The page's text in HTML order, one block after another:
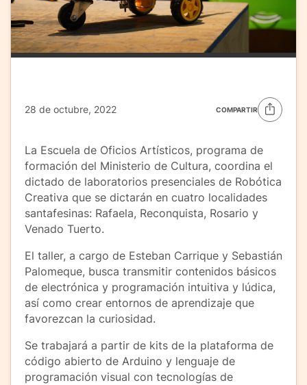
28 de octubre, 2022 COMPARTIR
La Escuela de Oficios Artísticos, programa de
formación del Ministerio de Cultura, coordina el
dictado de laboratorios presenciales de Robótica
Creativa que se dictarán en cuatro localidades
santafesinas: Rafaela, Reconquista, Rosario y
Venado Tuerto.
El taller, a cargo de Esteban Carrique y Sebastián
Palomeque, busca transmitir contenidos básicos
de electrónica y programación intuitiva y lúdica,
así como crear entornos de aprendizaje que
favorezcan la curiosidad.
Se trabajará a partir de kits de la plataforma de
código abierto de Arduino y lenguaje de
programación visual con tecnologías de